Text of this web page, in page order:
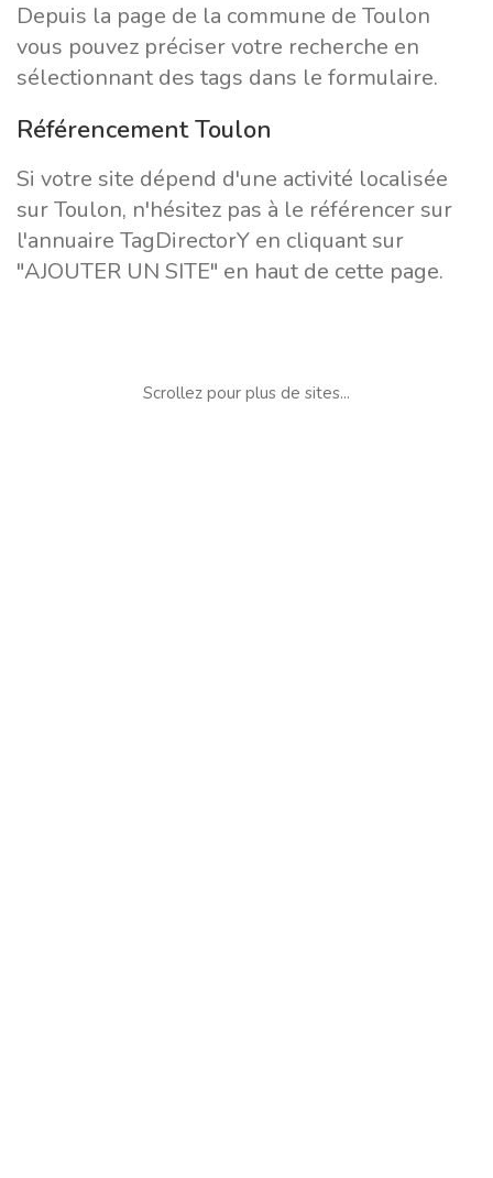
Depuis la page de la commune de Toulon
vous pouvez préciser votre recherche en
sélectionnant des tags dans le formulaire.
Référencement Toulon
Si votre site dépend d'une activité localisée
sur Toulon, n'hésitez pas à le référencer sur
l'annuaire TagDirectorY en cliquant sur
"AJOUTER UN SITE" en haut de cette page.
Scrollez pour plus de sites...